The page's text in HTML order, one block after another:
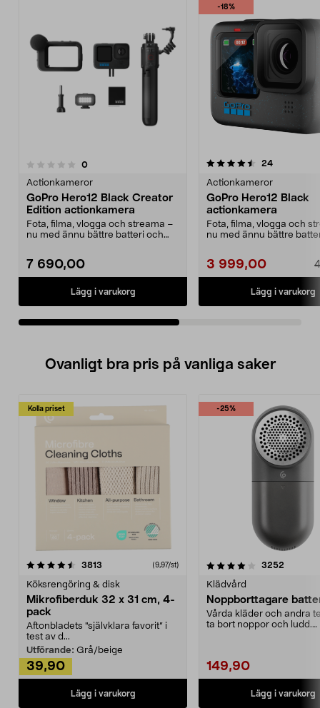
0recensioner
Actionkameror
GoPro Hero12 Black Creator
Edition actionkamera
Fota, filma, vlogga och streama –
nu med ännu bättre batteri och
7 690,00
Lägg i varukorg
-18%
4.5av 5 stjärnor 24recensioner
Actionkameror
GoPro Hero12 Black
actionkamera
Fota, filma, vlogga och
nu med ännu bättre
3 999,00
Lägg i varukorg
5.0av 5 stjärnor
Ovanligt bra pris på vanliga saker
Kolla priset
3813 (9,97/st)
Köksrengöring & disk
Mikrofiberduk 32 x 31 cm, 4-
pack
Aftonbladets "självklara favorit” i
test av d...
Utförande: Grå/beige
39,90
Lägg i varukorg
-25%
4.0av 5 stjärnor 3252
Klädvård
Noppborttagare
Vårda kläder och andra
ta bort noppor och ludd.
149,90
Lägg i varukorg
4.5av 5 stjärnor